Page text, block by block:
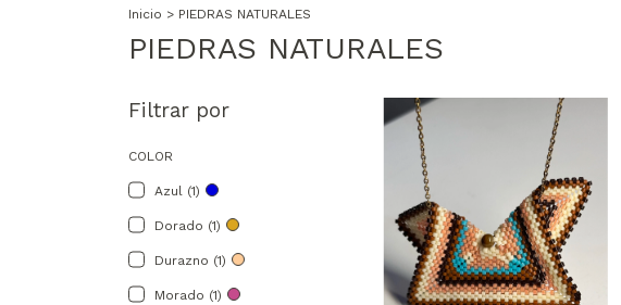
Inicio > PIEDRAS NATURALES
PIEDRAS NATURALES
Filtrar por
COLOR
Azul (1)
Dorado (1)
Durazno (1)
Morado (1)